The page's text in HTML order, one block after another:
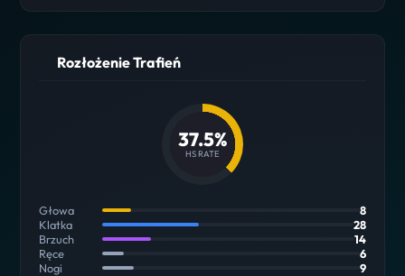
Rozłożenie Trafień
37.5%
HS RATE
Głowa
8
Klatka
28
Brzuch
14
Ręce
6
Nogi
9